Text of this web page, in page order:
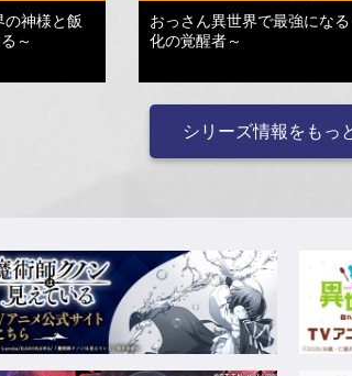
の神様と飯
～
おっさん異世界で最強にな
化の覚醒者～
シリーズ情報をもっ